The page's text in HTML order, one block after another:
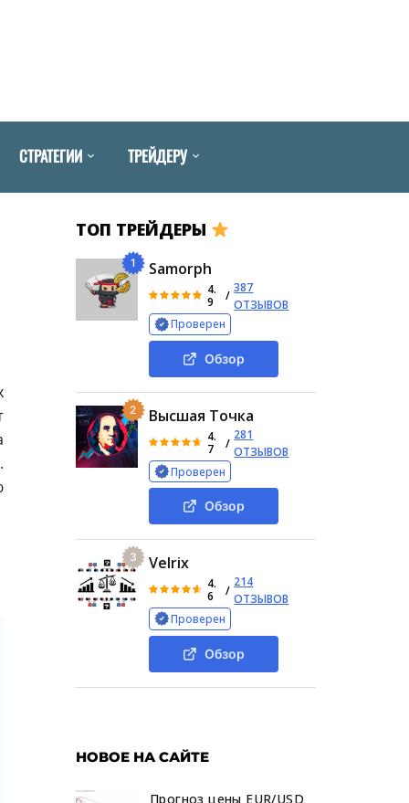
СТРАТЕГИИ ТРЕЙДЕРУ
ТОП ТРЕЙДЕРЫ
1 Samorph
4.
9
/
387
ОТЗЫВОВ
Проверен
Обзор
2 Высшая Точка
4.
7
/
281
ОТЗЫВОВ
Проверен
Обзор
3 Velrix
4.
6
/
214
ОТЗЫВОВ
Проверен
Обзор
НОВОЕ НА САЙТЕ
Прогноз цены EUR/USD